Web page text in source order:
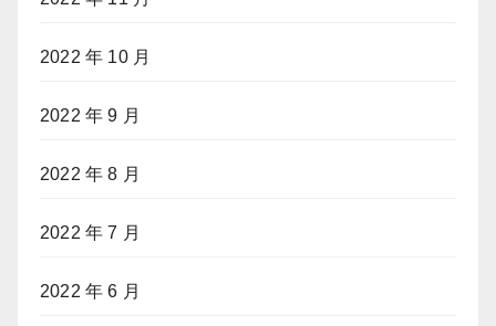
2022 年 10 月
2022 年 9 月
2022 年 8 月
2022 年 7 月
2022 年 6 月